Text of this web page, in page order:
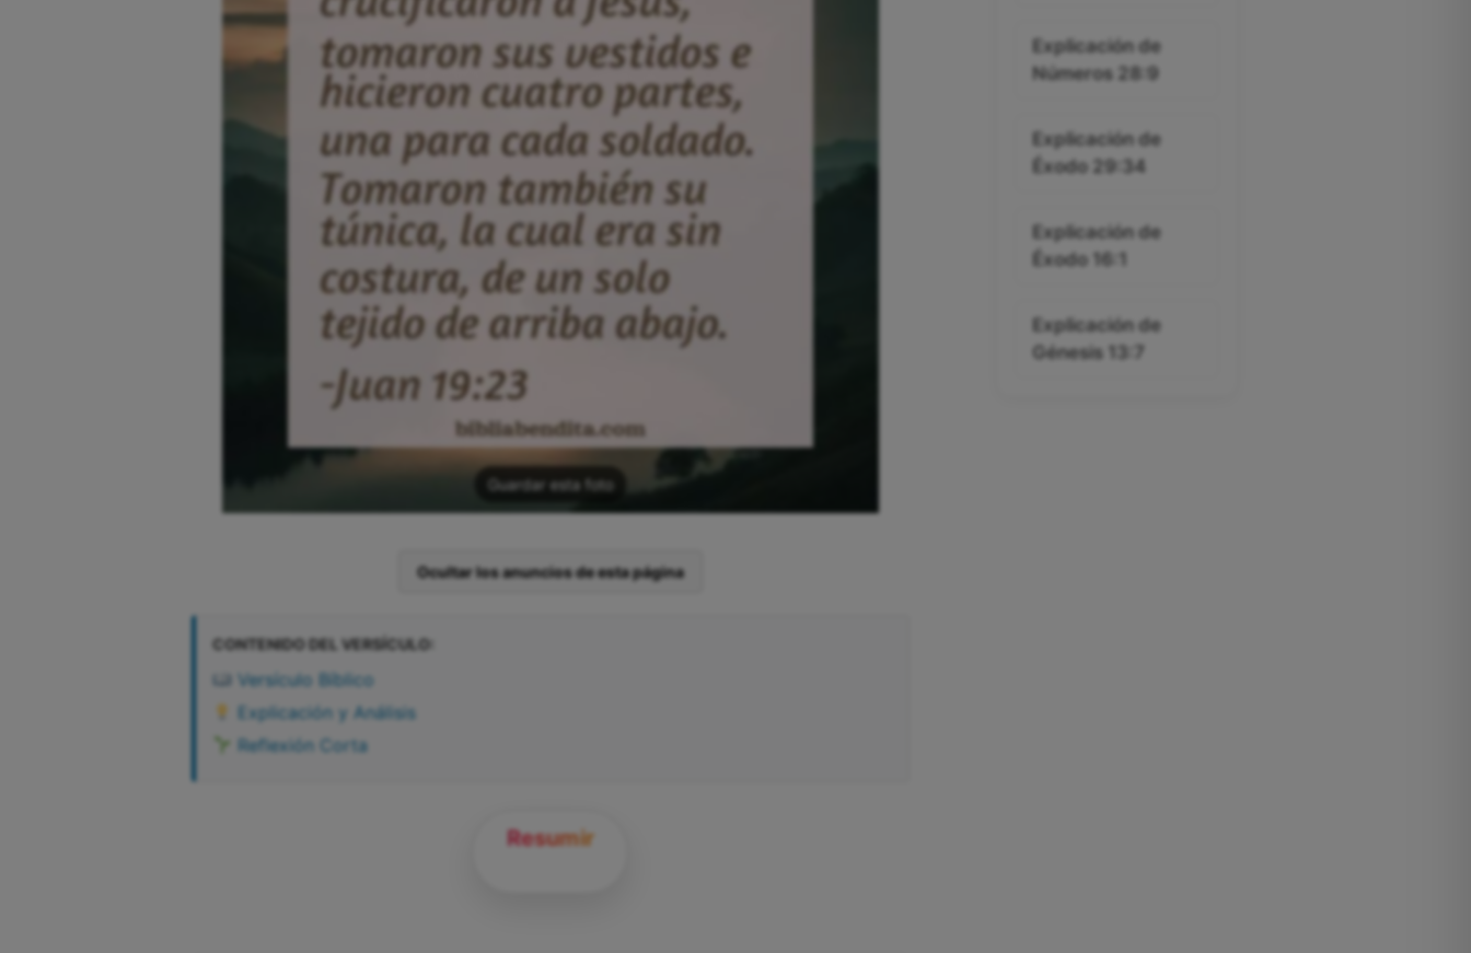
Guardar esta foto
Ocultar los anuncios de esta página
CONTENIDO DEL VERSÍCULO:
Versículo Bíblico
Explicación y Análisis
Reflexión Corta
Resumir
Explicación de
Números 28:9
Explicación de
Éxodo 29:34
Explicación de
Éxodo 16:1
Explicación de
Génesis 13:7